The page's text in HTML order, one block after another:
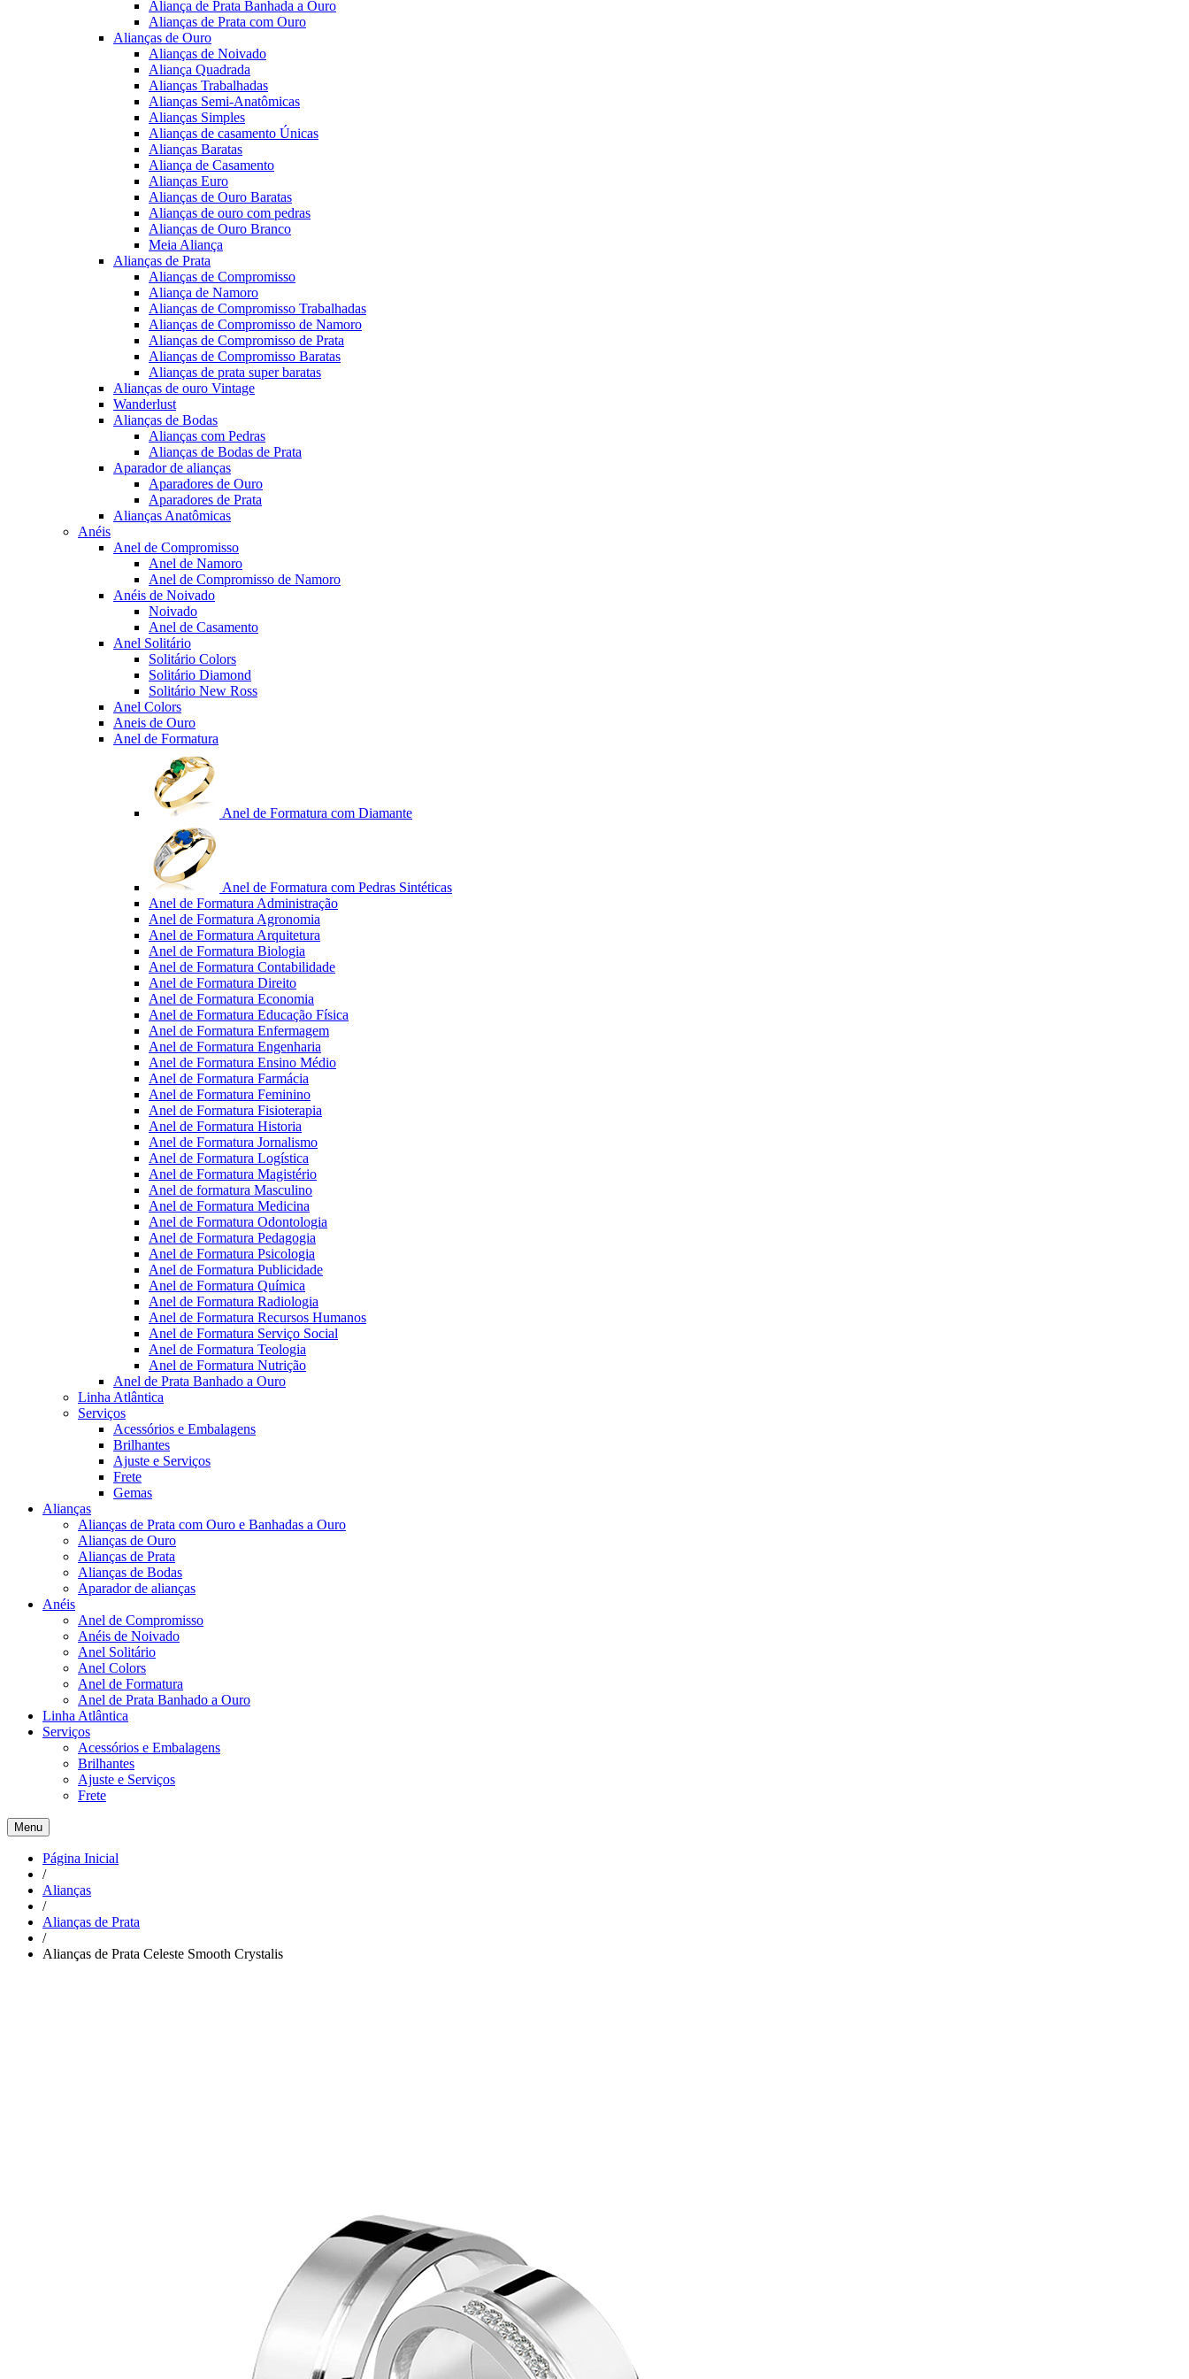
Aliança de Prata Banhada a Ouro
Alianças de Prata com Ouro
Alianças de Ouro
Alianças de Noivado
Aliança Quadrada
Alianças Trabalhadas
Alianças Semi-Anatômicas
Alianças Simples
Alianças de casamento Únicas
Alianças Baratas
Aliança de Casamento
Alianças Euro
Alianças de Ouro Baratas
Alianças de ouro com pedras
Alianças de Ouro Branco
Meia Aliança
Alianças de Prata
Alianças de Compromisso
Aliança de Namoro
Alianças de Compromisso Trabalhadas
Alianças de Compromisso de Namoro
Alianças de Compromisso de Prata
Alianças de Compromisso Baratas
Alianças de prata super baratas
Alianças de ouro Vintage
Wanderlust
Alianças de Bodas
Alianças com Pedras
Alianças de Bodas de Prata
Aparador de alianças
Aparadores de Ouro
Aparadores de Prata
Alianças Anatômicas
Anéis
Anel de Compromisso
Anel de Namoro
Anel de Compromisso de Namoro
Anéis de Noivado
Noivado
Anel de Casamento
Anel Solitário
Solitário Colors
Solitário Diamond
Solitário New Ross
Anel Colors
Aneis de Ouro
Anel de Formatura
Anel de Formatura com Diamante
Anel de Formatura com Pedras Sintéticas
Anel de Formatura Administração
Anel de Formatura Agronomia
Anel de Formatura Arquitetura
Anel de Formatura Biologia
Anel de Formatura Contabilidade
Anel de Formatura Direito
Anel de Formatura Economia
Anel de Formatura Educação Física
Anel de Formatura Enfermagem
Anel de Formatura Engenharia
Anel de Formatura Ensino Médio
Anel de Formatura Farmácia
Anel de Formatura Feminino
Anel de Formatura Fisioterapia
Anel de Formatura Historia
Anel de Formatura Jornalismo
Anel de Formatura Logística
Anel de Formatura Magistério
Anel de formatura Masculino
Anel de Formatura Medicina
Anel de Formatura Odontologia
Anel de Formatura Pedagogia
Anel de Formatura Psicologia
Anel de Formatura Publicidade
Anel de Formatura Química
Anel de Formatura Radiologia
Anel de Formatura Recursos Humanos
Anel de Formatura Serviço Social
Anel de Formatura Teologia
Anel de Formatura Nutrição
Anel de Prata Banhado a Ouro
Linha Atlântica
Serviços
Acessórios e Embalagens
Brilhantes
Ajuste e Serviços
Frete
Gemas
Alianças
Alianças de Prata com Ouro e Banhadas a Ouro
Alianças de Ouro
Alianças de Prata
Alianças de Bodas
Aparador de alianças
Anéis
Anel de Compromisso
Anéis de Noivado
Anel Solitário
Anel Colors
Anel de Formatura
Anel de Prata Banhado a Ouro
Linha Atlântica
Serviços
Acessórios e Embalagens
Brilhantes
Ajuste e Serviços
Frete
Menu
Página Inicial
/
Alianças
/
Alianças de Prata
/
Alianças de Prata Celeste Smooth Crystalis